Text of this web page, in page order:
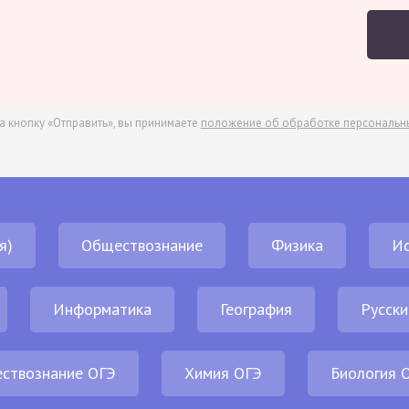
«Отправить», вы принимаете положение об обработке
Обществознание Физика
Информатика География
ОГЭ Химия ОГЭ Биология